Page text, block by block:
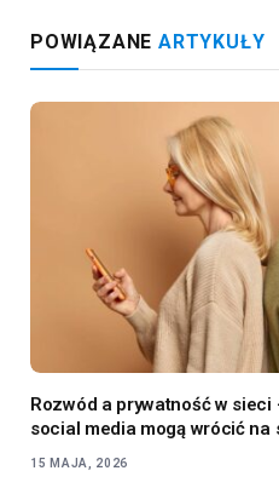
POWIĄZANE ARTYKUŁY
Rozwód a prywatność w
social media mogą wrócić na
15 MAJA, 2026